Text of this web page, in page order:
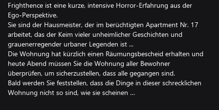
Frighthence ist eine kurze, intensive Horror-Erfahrung aus der
Ego-Perspektive.
Sie sind der Hausmeister, der im berüchtigten Apartment Nr. 17
arbeitet, das der Keim vieler unheimlicher Geschichten und
grauenerregender urbaner Legenden ist ...
Die Wohnung hat kürzlich einen Räumungsbescheid erhalten und
heute Abend müssen Sie die Wohnung aller Bewohner
überprüfen, um sicherzustellen, dass alle gegangen sind.
Bald werden Sie feststellen, dass die Dinge in dieser schrecklichen